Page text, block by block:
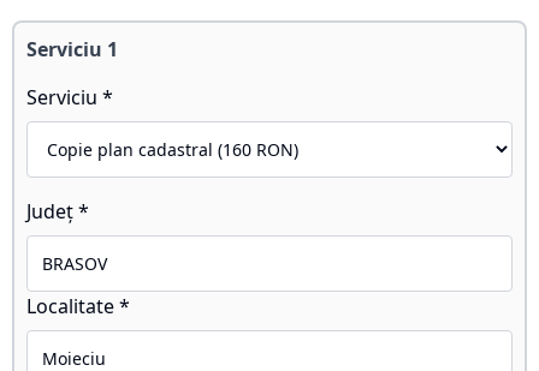
Serviciu 1
Serviciu *
Județ *
Localitate *